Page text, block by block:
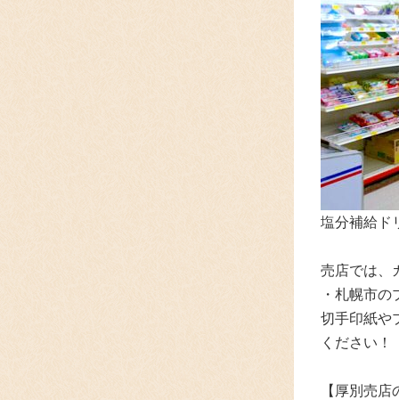
塩分補給ド
売店では、
・札幌市
切手印紙や
ください！
【厚別売